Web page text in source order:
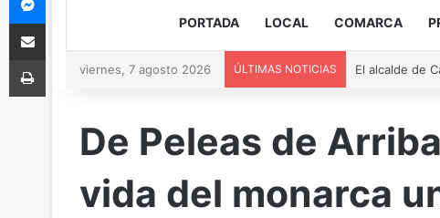
PORTADA LOCAL COMARCA
viernes, 7 agosto 2026 ÚLTIMAS NOTICIAS
De Peleas de
vida del monarca
Compartir via Email